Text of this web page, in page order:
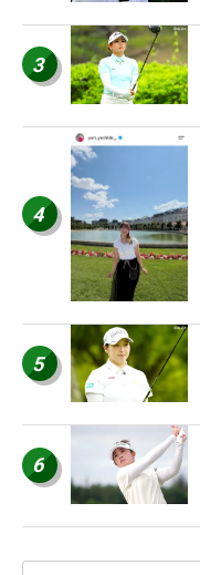
3
4
5
6